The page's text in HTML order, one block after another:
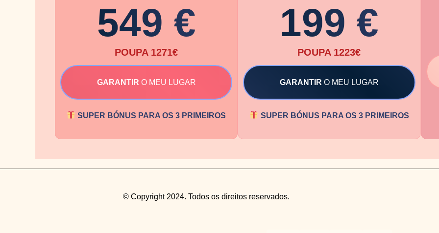
549 €
POUPA 1271€
GARANTIR O MEU LUGAR
SUPER BÓNUS PARA OS 3 PRIMEIROS
199 €
POUPA 1223€
GARANTIR O MEU LUGAR
SUPER BÓNUS PARA OS 3 PRIMEIROS
© Copyright 2024. Todos os direitos reservados.